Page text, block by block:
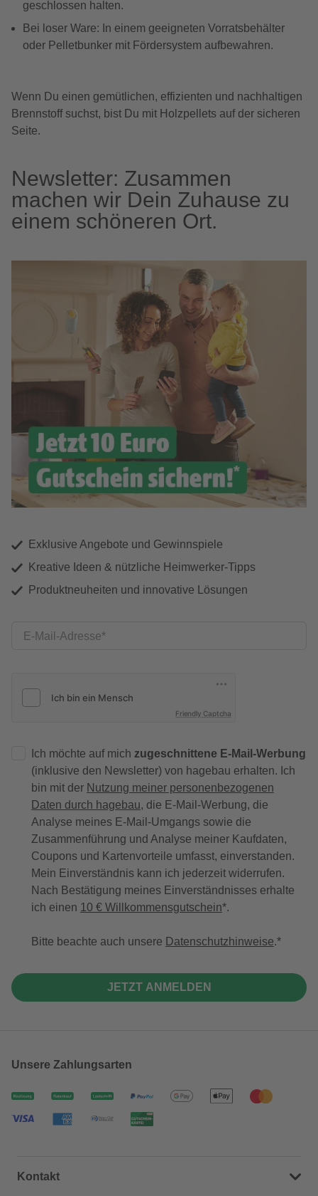
geschlossen halten.
Bei loser Ware: In einem geeigneten Vorratsbehälter
oder Pelletbunker mit Fördersystem aufbewahren.
Wenn Du einen gemütlichen, effizienten und nachhaltigen
Brennstoff suchst, bist Du mit Holzpellets auf der sicheren
Seite.
Newsletter: Zusammen
machen wir Dein Zuhause zu
einem schöneren Ort.
Exklusive Angebote und Gewinnspiele
Kreative Ideen & nützliche Heimwerker-Tipps
Produktneuheiten und innovative Lösungen
E-Mail-Adresse
Friendly Captcha
Ich möchte auf mich zugeschnittene E-Mail-Werbung
(inklusive den Newsletter) von hagebau erhalten. Ich
bin mit der Nutzung meiner personenbezogenen
Daten durch hagebau, die E-Mail-Werbung, die
Analyse meines E-Mail-Umgangs sowie die
Zusammenführung und Analyse meiner Kaufdaten,
Coupons und Kartenvorteile umfasst, einverstanden.
Mein Einverständnis kann ich jederzeit widerrufen.
Nach Bestätigung meines Einverständnisses erhalte
ich einen 10 € Willkommensgutschein*.
Bitte beachte auch unsere Datenschutzhinweise.
JETZT ANMELDEN
Unsere Zahlungsarten
Kontakt